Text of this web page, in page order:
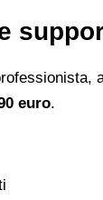
euro.